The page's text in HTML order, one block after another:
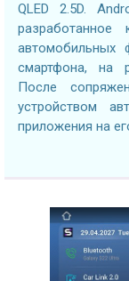
QLED 2.5D.
автомобильных
смартфона, на
После
устройством
приложения на